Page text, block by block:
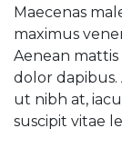
Maecenas
maximus
Aenean
dolor
ut nibh at,
suscipit vitae